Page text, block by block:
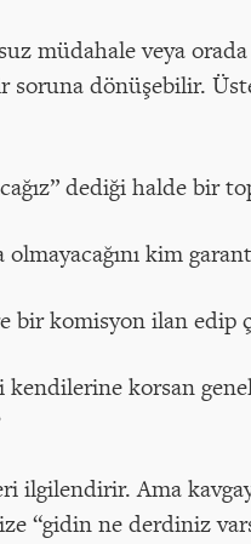
müdahale veya
soruna dönüşebilir.
dediği halde bir
kim
komisyon ilan edip
korsan
ilgilendirir. Ama
“gidin ne derdiniz